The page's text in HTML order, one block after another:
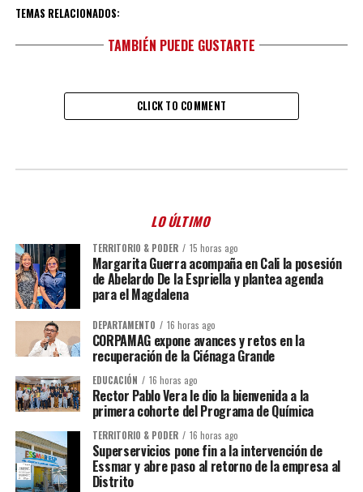
TEMAS RELACIONADOS:
TAMBIÉN PUEDE GUSTARTE
CLICK TO COMMENT
LO ÚLTIMO
TERRITORIO & PODER 15 horas ago
Margarita Guerra acompaña en Cali la posesión
de Abelardo De la Espriella y plantea agenda
para el Magdalena
DEPARTAMENTO 16 horas ago
CORPAMAG expone avances y retos en la
recuperación de la Ciénaga Grande
EDUCACIÓN 16 horas ago
Rector Pablo Vera le dio la bienvenida a la
primera cohorte del Programa de Química
TERRITORIO & PODER 16 horas ago
Superservicios pone fin a la intervención de
Essmar y abre paso al retorno de la empresa al
Distrito